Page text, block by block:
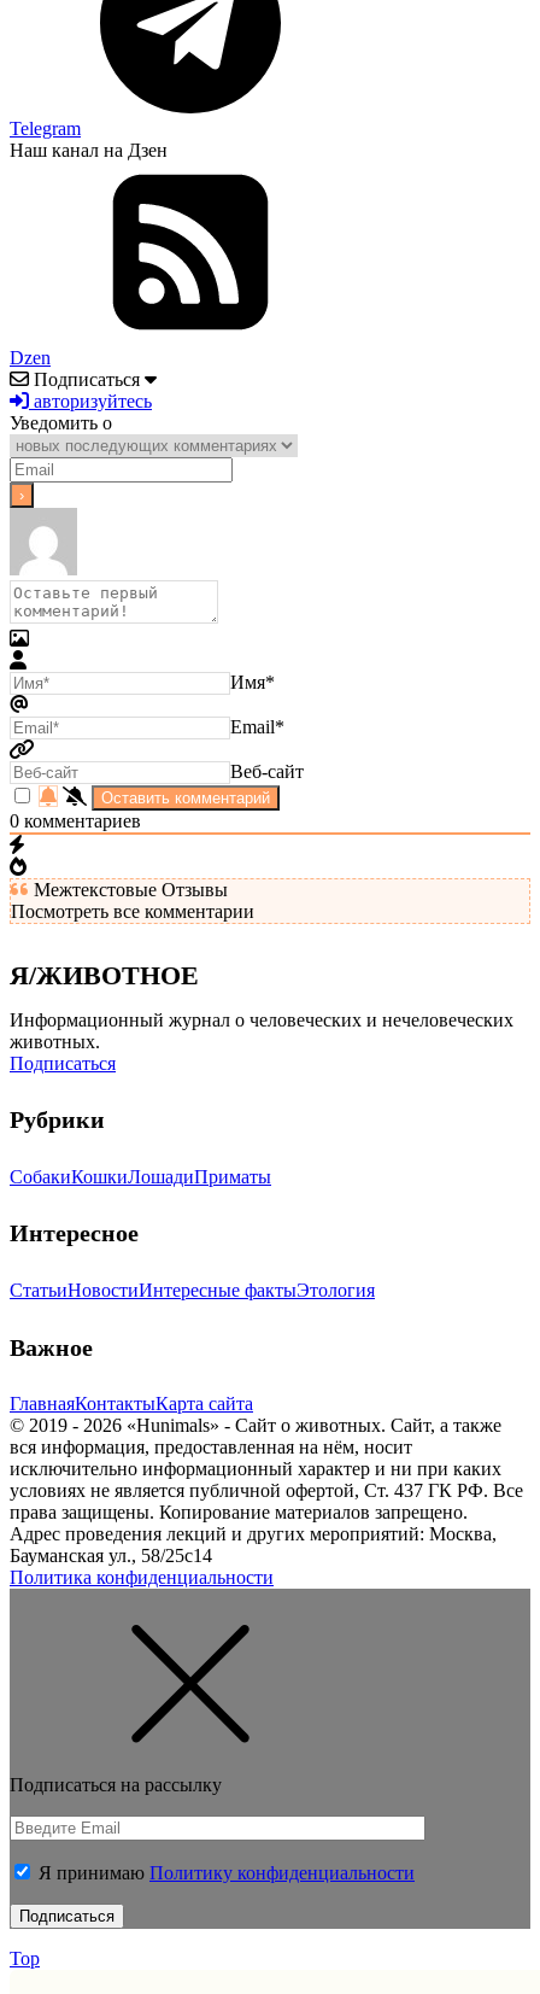
Telegram
Наш канал на Дзен
Dzen
Подписаться
авторизуйтесь
Уведомить о
Имя*
Email*
Веб-сайт
0 комментариев
Межтекстовые Отзывы
Посмотреть все комментарии
Я/ЖИВОТНОЕ
Информационный журнал о человеческих и нечеловеческих
животных.
Подписаться
Рубрики
СобакиКошкиЛошадиПриматы
Интересное
СтатьиНовостиИнтересные фактыЭтология
Важное
ГлавнаяКонтактыКарта сайта
© 2019 - 2026 «Hunimals» - Сайт о животных. Сайт, а также
вся информация, предоставленная на нём, носит
исключительно информационный характер и ни при каких
условиях не является публичной офертой, Ст. 437 ГК РФ. Все
права защищены. Копирование материалов запрещено.
Адрес проведения лекций и других мероприятий: Москва,
Бауманская ул., 58/25с14
Политика конфиденциальности
Подписаться на рассылку
Я принимаю Политику конфиденциальности
Top